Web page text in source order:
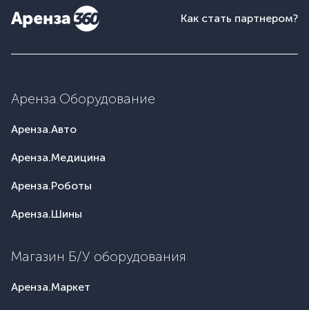
Как стать партнером?
Аренза.Оборудование
Аренза.Авто
Аренза.Медицина
Аренза.Роботы
Аренза.Шины
Магазин Б/У оборудования
Аренза.Маркет